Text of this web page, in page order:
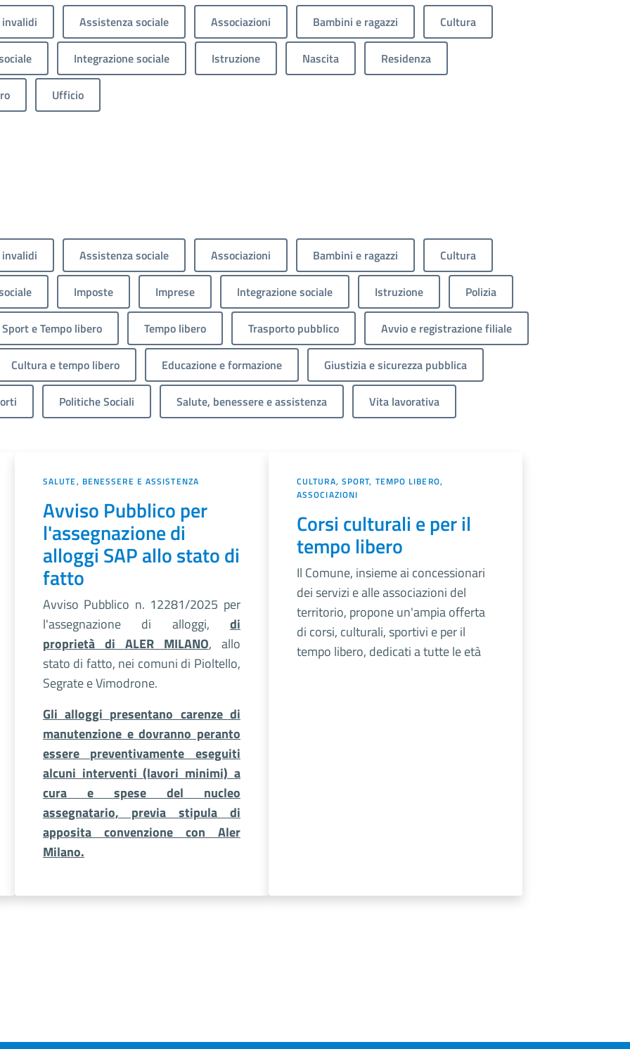
Assistenza sociale Associazioni Bambini e ragazzi Cultura
Integrazione sociale Istruzione Nascita Residenza
Ufficio
Assistenza sociale Associazioni Bambini e ragazzi Cultura
Imposte Imprese Integrazione sociale Istruzione Polizia
Sport e Tempo libero Tempo libero Trasporto pubblico Avvio e registrazione filiale
Cultura e tempo libero Educazione e formazione Giustizia e sicurezza pubblica
Politiche Sociali Salute, benessere e assistenza Vita lavorativa
SALUTE, BENESSERE E ASSISTENZA
Avviso Pubblico per
l'assegnazione di
alloggi SAP allo stato di
fatto
Avviso Pubblico n. 12281/2025 per
l'assegnazione di alloggi, di
proprietà di ALER MILANO, allo
stato di fatto, nei comuni di Pioltello,
Segrate e Vimodrone.
Gli alloggi presentano carenze di
manutenzione e dovranno peranto
essere preventivamente eseguiti
alcuni interventi (lavori minimi) a
cura e spese del nucleo
assegnatario, previa stipula di
apposita convenzione con Aler
Milano.
CULTURA, SPORT, TEMPO LIBERO,
ASSOCIAZIONI
Corsi culturali e per il
tempo libero
Il Comune, insieme ai concessionari
dei servizi e alle associazioni del
territorio, propone un'ampia offerta
di corsi, culturali, sportivi e per il
tempo libero, dedicati a tutte le età